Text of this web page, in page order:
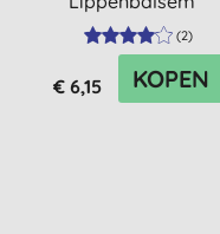
(2)
€ 6,15 KOPEN